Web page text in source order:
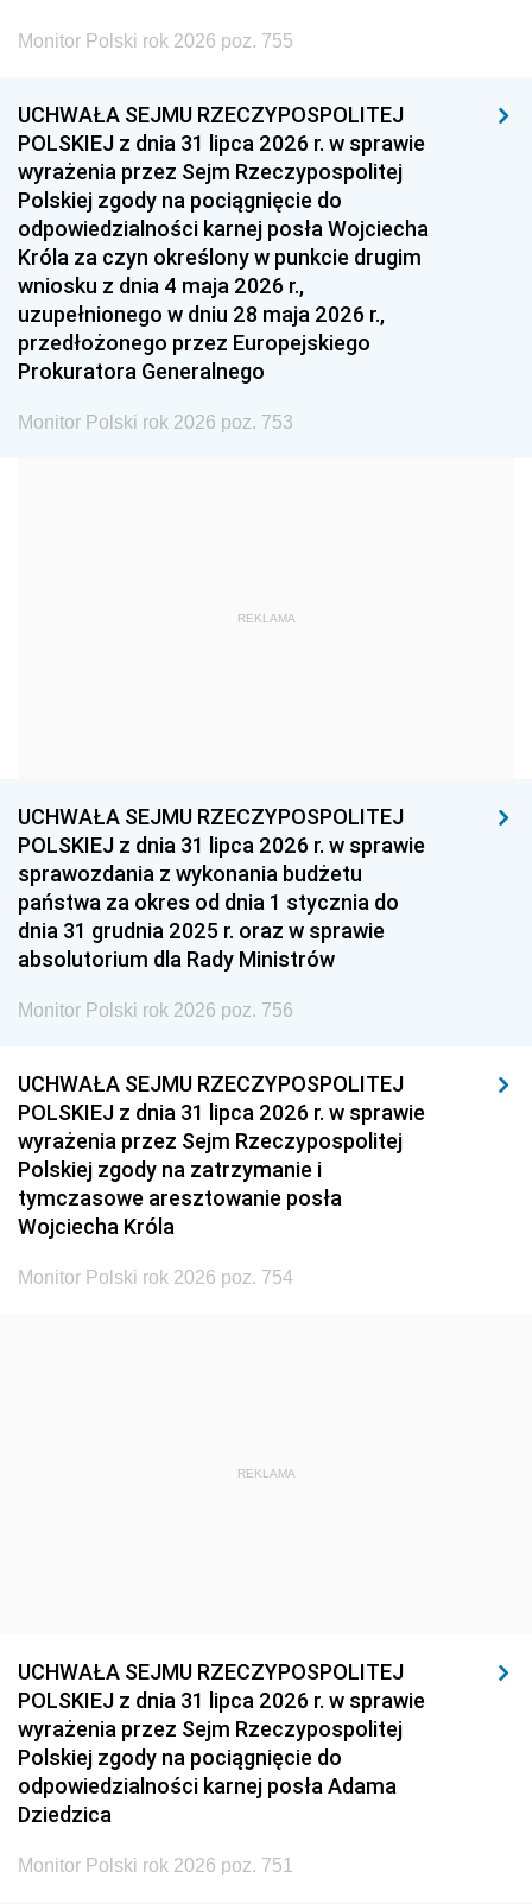
1996 1995 1994
1993 1992 1991
1990 1989
1987 1986 1985
1984 1983
1981 1980 1979
1978 1977
1975 1974
1959
1939 1938 1937
1936 1930
Monitor Polski rok 2026 poz. 755
UCHWAŁA SEJMU RZECZYPOSPOLITEJ
POLSKIEJ z dnia 31 lipca 2026 r. w sprawie
wyrażenia przez Sejm Rzeczypospolitej
Polskiej zgody na pociągnięcie do
odpowiedzialności karnej posła Wojciecha
Króla za czyn określony w punkcie drugim
wniosku z dnia 4 maja 2026 r.,
uzupełnionego w dniu 28 maja 2026 r.,
przedłożonego przez Europejskiego
Prokuratora Generalnego
Monitor Polski rok 2026 poz. 753
REKLAMA
UCHWAŁA SEJMU RZECZYPOSPOLITEJ
POLSKIEJ z dnia 31 lipca 2026 r. w sprawie
sprawozdania z wykonania budżetu
państwa za okres od dnia 1 stycznia do
dnia 31 grudnia 2025 r. oraz w sprawie
absolutorium dla Rady Ministrów
Monitor Polski rok 2026 poz. 756
UCHWAŁA SEJMU RZECZYPOSPOLITEJ
POLSKIEJ z dnia 31 lipca 2026 r. w sprawie
wyrażenia przez Sejm Rzeczypospolitej
Polskiej zgody na zatrzymanie i
tymczasowe aresztowanie posła
Wojciecha Króla
Monitor Polski rok 2026 poz. 754
REKLAMA
UCHWAŁA SEJMU RZECZYPOSPOLITEJ
POLSKIEJ z dnia 31 lipca 2026 r. w sprawie
wyrażenia przez Sejm Rzeczypospolitej
Polskiej zgody na pociągnięcie do
odpowiedzialności karnej posła Adama
Dziedzica
Monitor Polski rok 2026 poz. 751